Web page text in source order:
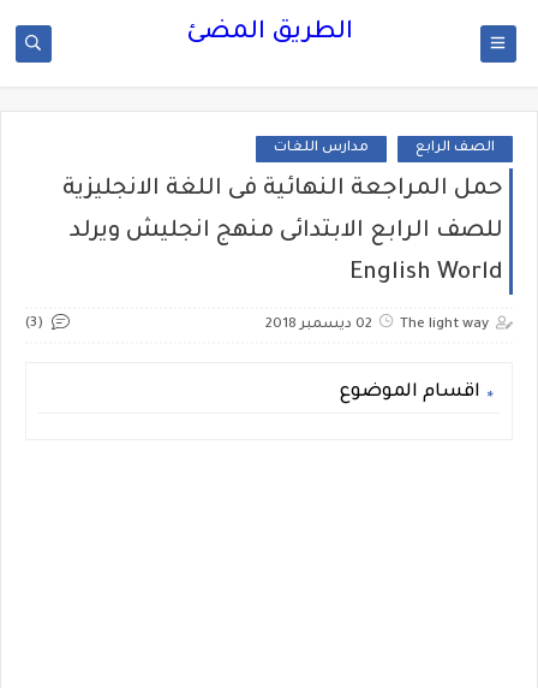
الطريق المضئ
الصف الرابع مدارس اللغات
حمل المراجعة النهائية فى اللغة الانجليزية
للصف الرابع الابتدائى منهج انجليش ويرلد
English World
The light way 02 ديسمبر 2018 (3)
اقسام الموضوع